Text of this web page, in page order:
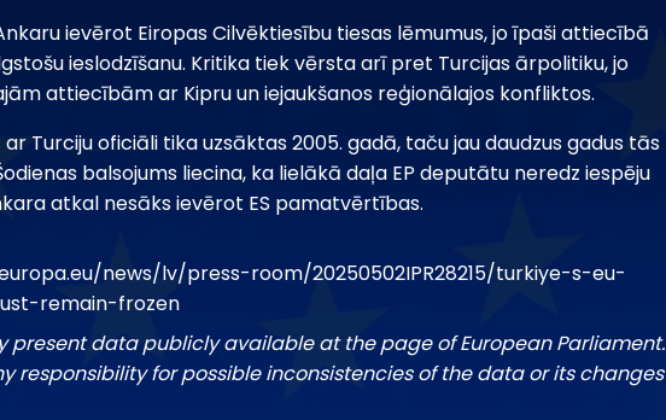
ievērot Eiropas Cilvēktiesību tiesas lēmumus, jo īpaši attiecībā
ieslodzīšanu. Kritika tiek vērsta arī pret Turcijas ārpolitiku, jo
attiecībām ar Kipru un iejaukšanos reģionālajos konfliktos.
Turciju oficiāli tika uzsāktas 2005. gadā, taču jau daudzus gadus tās
balsojums liecina, ka lielākā daļa EP deputātu neredz iespēju
atkal nesāks ievērot ES pamatvērtības.
news/lv/press-room/20250502IPR28215/turkiye-s-eu-
remain-frozen
present data publicly available at the page of European Parliament.
responsibility for possible inconsistencies of the data or its changes